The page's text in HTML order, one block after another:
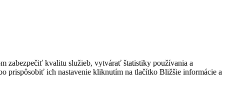
zabezpečiť kvalitu služieb, vytvárať štatistiky používania a
prispôsobiť ich nastavenie kliknutím na tlačítko Bližšie informácie a